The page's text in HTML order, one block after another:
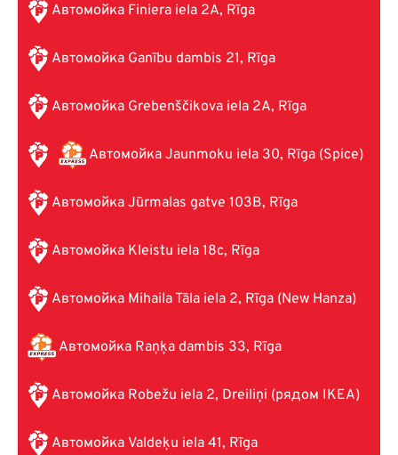
Автомойка Finiera iela 2A, Rīga
Автомойка Ganību dambis 21, Rīga
Автомойка Grebenščikova iela 2A, Rīga
Автомойка Jaunmoku iela 30, Rīga (Spice)
Автомойка Jūrmalas gatve 103B, Rīga
Автомойка Kleistu iela 18c, Rīga
Автомойка Mihaila Tāla iela 2, Rīga (New Hanza)
Автомойка Raņķa dambis 33, Rīga
Автомойка Robežu iela 2, Dreiliņi (рядом IKEA)
Автомойка Valdeķu iela 41, Rīga